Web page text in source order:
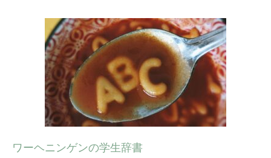
ワーヘニンゲンの学生辞書